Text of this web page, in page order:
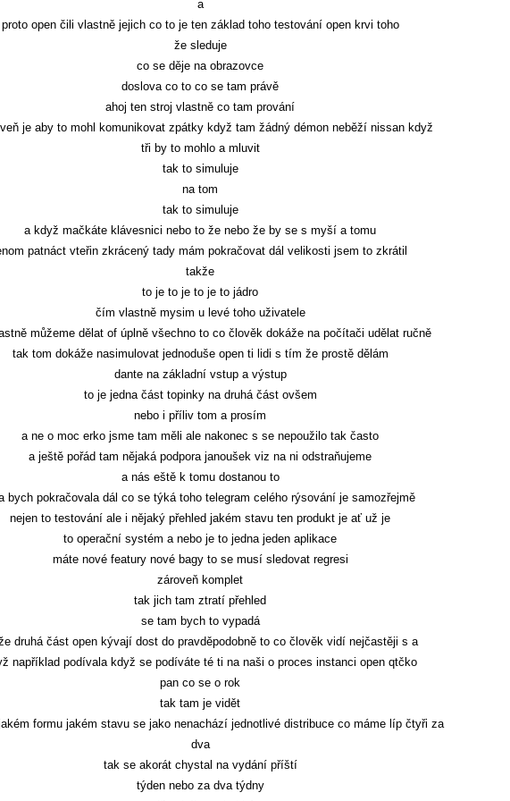
a
proto open čili vlastně jejich co to je ten základ toho testování open krvi toho
že sleduje
co se děje na obrazovce
doslova co to co se tam právě
ahoj ten stroj vlastně co tam prování
je aby to mohl komunikovat zpátky když tam žádný démon neběží nissan když
tři by to mohlo a mluvit
tak to simuluje
na tom
tak to simuluje
a když mačkáte klávesnici nebo to že nebo že by se s myší a tomu
patnáct vteřin zkrácený tady mám pokračovat dál velikosti jsem to zkrátil
takže
to je to je to je to jádro
čím vlastně mysim u levé toho uživatele
můžeme dělat of úplně všechno to co člověk dokáže na počítači udělat ručně
tak tom dokáže nasimulovat jednoduše open ti lidi s tím že prostě dělám
dante na základní vstup a výstup
to je jedna část topinky na druhá část ovšem
nebo i příliv tom a prosím
a ne o moc erko jsme tam měli ale nakonec s se nepoužilo tak často
a ještě pořád tam nějaká podpora janoušek viz na ni odstraňujeme
a nás eště k tomu dostanou to
bych pokračovala dál co se týká toho telegram celého rýsování je samozřejmě
nejen to testování ale i nějaký přehled jakém stavu ten produkt je ať už je
to operační systém a nebo je to jedna jeden aplikace
máte nové featury nové bagy to se musí sledovat regresi
zároveň komplet
tak jich tam ztratí přehled
se tam bych to vypadá
druhá část open kývají dost do pravděpodobně to co člověk vidí nejčastěji s a
například podívala když se podíváte té ti na naši o proces instanci open qtčko
pan co se o rok
tak tam je vidět
formu jakém stavu se jako nenachází jednotlivé distribuce co máme líp čtyři za
dva
tak se akorát chystal na vydání příští
týden nebo za dva týdny